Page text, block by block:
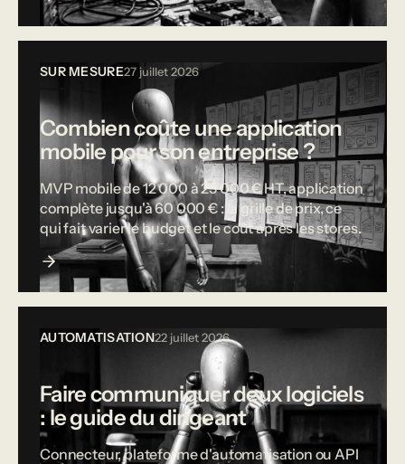
SUR MESURE27 juillet 2026
Combien coûte une application
mobile pour son entreprise ?
MVP mobile de 12 000 à 25 000 € HT, application
complète jusqu'à 60 000 € : la grille de prix, ce
qui fait varier le budget et le coût après les stores.
AUTOMATISATION22 juillet 2026
Faire communiquer deux logiciels
: le guide du dirigeant
Connecteur, plateforme d'automatisation ou API